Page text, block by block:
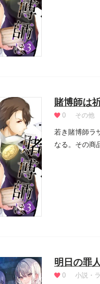
賭博師は
0 その他
若き賭博師ラ
なる。その商
明日の罪
0 小説・